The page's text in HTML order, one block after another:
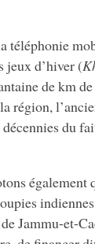
téléphonie
jeux d’hiver (
de km
région,
du
également
Jammu-et-